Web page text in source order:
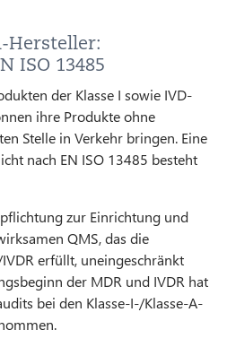
Hersteller:
ISO 13485
der Klasse I sowie IVD-
ihre Produkte ohne
Stelle in Verkehr bringen. Eine
nach EN ISO 13485 besteht
zur Einrichtung und
QMS, das die
erfüllt, uneingeschränkt
der MDR und IVDR hat
bei den Klasse-I-/Klasse-A-